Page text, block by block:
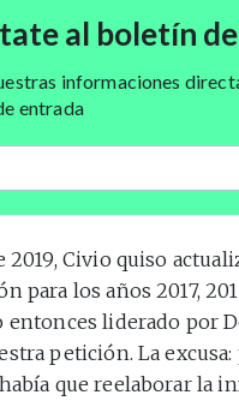
al boletín
informaciones
entrada
de correo
2019, Civio quiso
para los años 2017,
liderado por
petición. La excusa:
que reelaborar la